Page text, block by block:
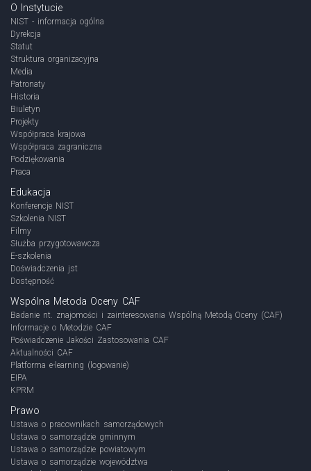
O Instytucie
NIST - informacja ogólna
Dyrekcja
Statut
Struktura organizacyjna
Media
Patronaty
Historia
Biuletyn
Projekty
Współpraca krajowa
Współpraca zagraniczna
Podziękowania
Praca
Edukacja
Konferencje NIST
Szkolenia NIST
Filmy
Służba przygotowawcza
E-szkolenia
Doświadczenia jst
Dostępność
Wspólna Metoda Oceny CAF
Badanie nt. znajomości i zainteresowania Wspólną Metodą Oceny (CAF)
Informacje o Metodzie CAF
Poświadczenie Jakości Zastosowania CAF
Aktualności CAF
Platforma e-learning (logowanie)
EIPA
KPRM
Prawo
Ustawa o pracownikach samorządowych
Ustawa o samorządzie gminnym
Ustawa o samorządzie powiatowym
Ustawa o samorządzie województwa